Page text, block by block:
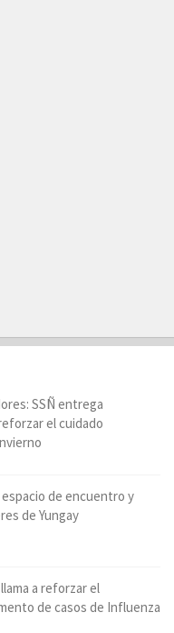
SSÑ entrega
el cuidado
de encuentro y
de Yungay
a reforzar el
de casos de Influenza